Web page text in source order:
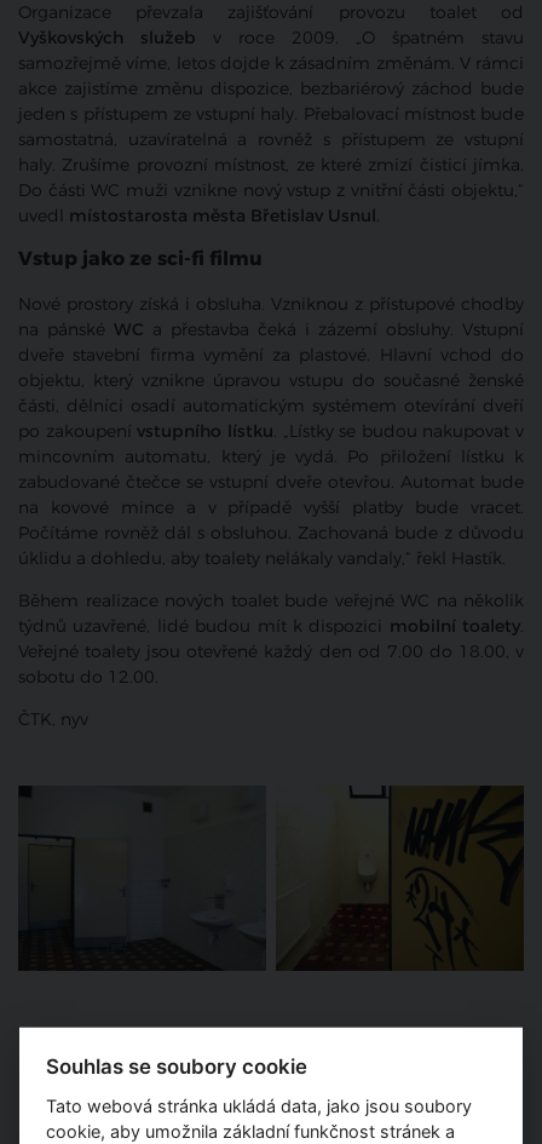
Organizace převzala zajišťování provozu toalet od
Vyškovských služeb v roce 2009. „O špatném stavu
samozřejmě víme, letos dojde k zásadním změnám. V rámci
akce zajistíme změnu dispozice, bezbariérový záchod bude
jeden s přístupem ze vstupní haly. Přebalovací místnost bude
samostatná, uzavíratelná a rovněž s přístupem ze vstupní
haly. Zrušíme provozní místnost, ze které zmizí čisticí jímka.
Do části WC muži vznikne nový vstup z vnitřní části objektu,“
uvedl místostarosta města Břetislav Usnul.
Vstup jako ze sci-fi filmu
Nové prostory získá i obsluha. Vzniknou z přístupové chodby
na pánské WC a přestavba čeká i zázemí obsluhy. Vstupní
dveře stavební firma vymění za plastové. Hlavní vchod do
objektu, který vznikne úpravou vstupu do současné ženské
části, dělníci osadí automatickým systémem otevírání dveří
po zakoupení vstupního lístku. „Lístky se budou nakupovat v
mincovním automatu, který je vydá. Po přiložení lístku k
zabudované čtečce se vstupní dveře otevřou. Automat bude
na kovové mince a v případě vyšší platby bude vracet.
Počítáme rovněž dál s obsluhou. Zachovaná bude z důvodu
úklidu a dohledu, aby toalety nelákaly vandaly,“ řekl Hastík.
Během realizace nových toalet bude veřejné WC na několik
týdnů uzavřené, lidé budou mít k dispozici mobilní toalety.
Veřejné toalety jsou otevřené každý den od 7.00 do 18.00, v
sobotu do 12.00.
ČTK, nyv
Pořad
Souhlas se soubory cookie
Tato webová stránka ukládá data, jako jsou soubory
cookie, aby umožnila základní funkčnost stránek a